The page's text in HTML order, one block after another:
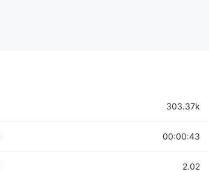
303.37k
00:00:43
2.02